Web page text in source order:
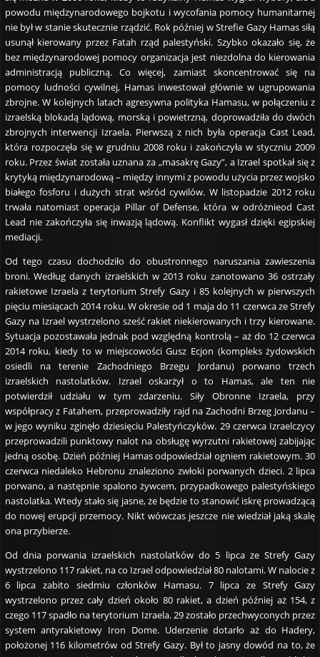
powodu międzynarodowego bojkotu i wycofania pomocy humanitarnej
nie był w stanie skutecznie rządzić. Rok później w Strefie Gazy Hamas siłą
usunął kierowany przez Fatah rząd palestyński. Szybko okazało się, że
bez międzynarodowej pomocy organizacja jest niezdolna do kierowania
administracją publiczną. Co więcej, zamiast skoncentrować się na
pomocy ludności cywilnej, Hamas inwestował głównie w ugrupowania
zbrojne. W kolejnych latach agresywna polityka Hamasu, w połączeniu z
izraelską blokadą lądową, morską i powietrzną, doprowadziła do dwóch
zbrojnych interwencji Izraela. Pierwszą z nich była operacja Cast Lead,
która rozpoczęła się w grudniu 2008 roku i zakończyła w styczniu 2009
roku. Przez świat została uznana za „masakrę Gazy”, a Izrael spotkał się z
krytyką międzynarodową – między innymi z powodu użycia przez wojsko
białego fosforu i dużych strat wśród cywilów. W listopadzie 2012 roku
trwała natomiast operacja Pillar of Defense, która w odróżnieod Cast
Lead nie zakończyła się inwazją lądową. Konflikt wygasł dzięki egipskiej
mediacji.
Od tego czasu dochodziło do obustronnego naruszania zawieszenia
broni. Według danych izraelskich w 2013 roku zanotowano 36 ostrzały
rakietowe Izraela z terytorium Strefy Gazy i 85 kolejnych w pierwszych
pięciu miesiącach 2014 roku. W okresie od 1 maja do 11 czerwca ze Strefy
Gazy na Izrael wystrzelono sześć rakiet niekierowanych i trzy kierowane.
Sytuacja pozostawała jednak pod względną kontrolą – aż do 12 czerwca
2014 roku, kiedy to w miejscowości Gusz Ecjon (kompleks żydowskich
osiedli na terenie Zachodniego Brzegu Jordanu) porwano trzech
izraelskich nastolatków. Izrael oskarżył o to Hamas, ale ten nie
potwierdził udziału w tym zdarzeniu. Siły Obronne Izraela, przy
współpracy z Fatahem, przeprowadziły rajd na Zachodni Brzeg Jordanu –
w jego wyniku zginęło dziesięciu Palestyńczyków. 29 czerwca Izraelczycy
przeprowadzili punktowy nalot na obsługę wyrzutni rakietowej zabijając
jedną osobę. Dzień później Hamas odpowiedział ogniem rakietowym. 30
czerwca niedaleko Hebronu znaleziono zwłoki porwanych dzieci. 2 lipca
porwano, a następnie spalono żywcem, przypadkowego palestyńskiego
nastolatka. Wtedy stało się jasne, że będzie to stanowić iskrę prowadzącą
do nowej erupcji przemocy. Nikt wówczas jeszcze nie wiedział jaką skalę
ona przybierze.
Od dnia porwania izraelskich nastolatków do 5 lipca ze Strefy Gazy
wystrzelono 117 rakiet, na co Izrael odpowiedział 80 nalotami. W nalocie z
6 lipca zabito siedmiu członków Hamasu. 7 lipca ze Strefy Gazy
wystrzelono przez cały dzień około 80 rakiet, a dzień później aż 154, z
czego 117 spadło na terytorium Izraela. 29 zostało przechwyconych przez
system antyrakietowy Iron Dome. Uderzenie dotarło aż do Hadery,
położonej 116 kilometrów od Strefy Gazy. Był to jasny dowód na to, że